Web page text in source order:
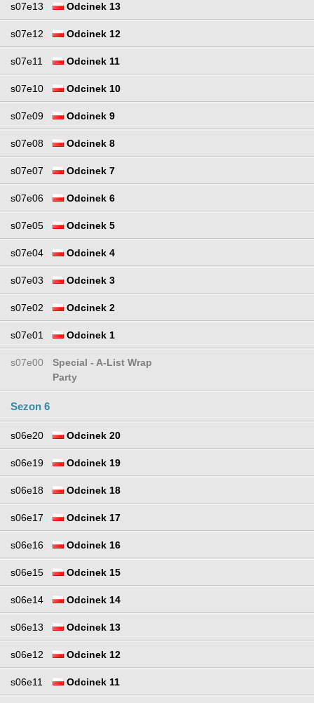
s07e13 Odcinek 13
s07e12 Odcinek 12
s07e11 Odcinek 11
s07e10 Odcinek 10
s07e09 Odcinek 9
s07e08 Odcinek 8
s07e07 Odcinek 7
s07e06 Odcinek 6
s07e05 Odcinek 5
s07e04 Odcinek 4
s07e03 Odcinek 3
s07e02 Odcinek 2
s07e01 Odcinek 1
s07e00
Special - A-List Wrap
Party
Sezon 6
s06e20 Odcinek 20
s06e19 Odcinek 19
s06e18 Odcinek 18
s06e17 Odcinek 17
s06e16 Odcinek 16
s06e15 Odcinek 15
s06e14 Odcinek 14
s06e13 Odcinek 13
s06e12 Odcinek 12
s06e11 Odcinek 11